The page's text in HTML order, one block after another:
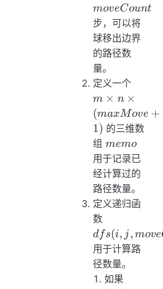
moveCount
步，可以将
球移出边界
的路径数
量。
定义一个
n
+ 1)
m × n ×
(maxMove +
1) 的三维数
组memo
memo
用于记录已
经计算过的
路径数量。
定义递归函
数
dfs(i, j, move
用于计算路
径数量。
如果